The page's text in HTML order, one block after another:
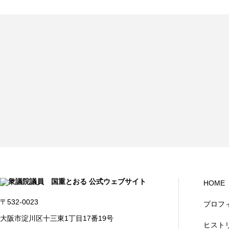
〒532-0023
大阪市淀川区十三東1丁目17番19号
HOME
プロフ
ヒスト